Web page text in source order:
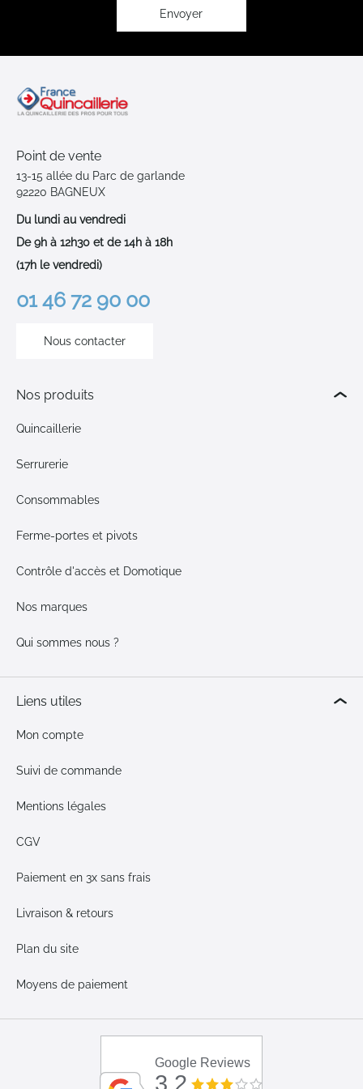
Envoyer
Point de vente
13-15 allée du Parc de garlande
92220 BAGNEUX
Du lundi au vendredi
De 9h à 12h30 et de 14h à 18h
(17h le vendredi)
01 46 72 90 00
Nous contacter
Nos produits
Quincaillerie
Serrurerie
Consommables
Ferme-portes et pivots
Contrôle d'accès et Domotique
Nos marques
Qui sommes nous ?
Liens utiles
Mon compte
Suivi de commande
Mentions légales
CGV
Paiement en 3x sans frais
Livraison & retours
Plan du site
Moyens de paiement
Google Reviews
3.2